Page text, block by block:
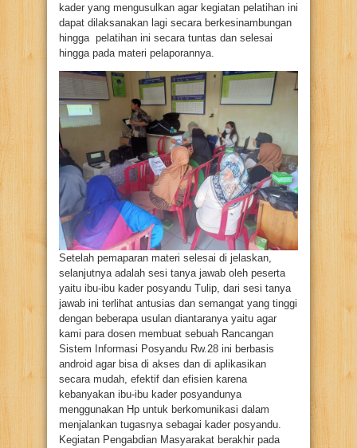
kader yang mengusulkan agar kegiatan pelatihan ini
dapat dilaksanakan lagi secara berkesinambungan
hingga pelatihan ini secara tuntas dan selesai
hingga pada materi pelaporannya.
Setelah pemaparan materi selesai di jelaskan,
selanjutnya adalah sesi tanya jawab oleh peserta
yaitu ibu-ibu kader posyandu Tulip, dari sesi tanya
jawab ini terlihat antusias dan semangat yang tinggi
dengan beberapa usulan diantaranya yaitu agar
kami para dosen membuat sebuah Rancangan
Sistem Informasi Posyandu Rw.28 ini berbasis
android agar bisa di akses dan di aplikasikan
secara mudah, efektif dan efisien karena
kebanyakan ibu-ibu kader posyandunya
menggunakan Hp untuk berkomunikasi dalam
menjalankan tugasnya sebagai kader posyandu.
Kegiatan Pengabdian Masyarakat berakhir pada